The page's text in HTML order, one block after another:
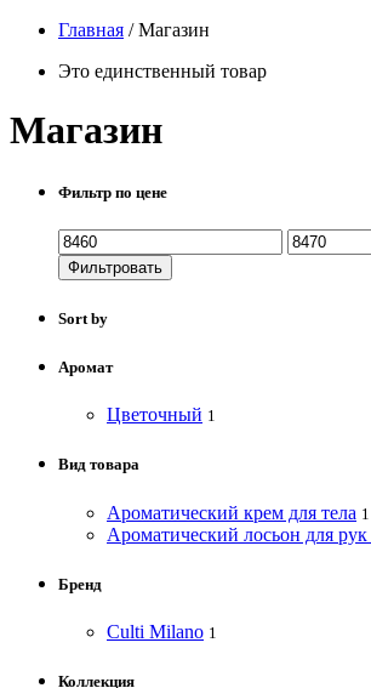
Главная /Магазин
Это единственный товар
Магазин
Фильтр по цене
Фильтровать
Sort by
Аромат
Цветочный 1
Вид товара
Ароматический крем для тела 1
Ароматический лосьон для рук
Бренд
Culti Milano 1
Коллекция